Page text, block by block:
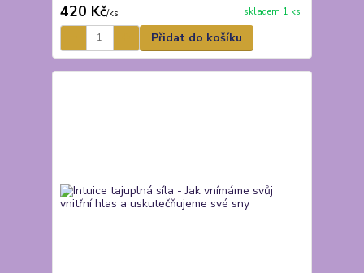
420 Kč/ks skladem 1 ks
Přidat do košíku